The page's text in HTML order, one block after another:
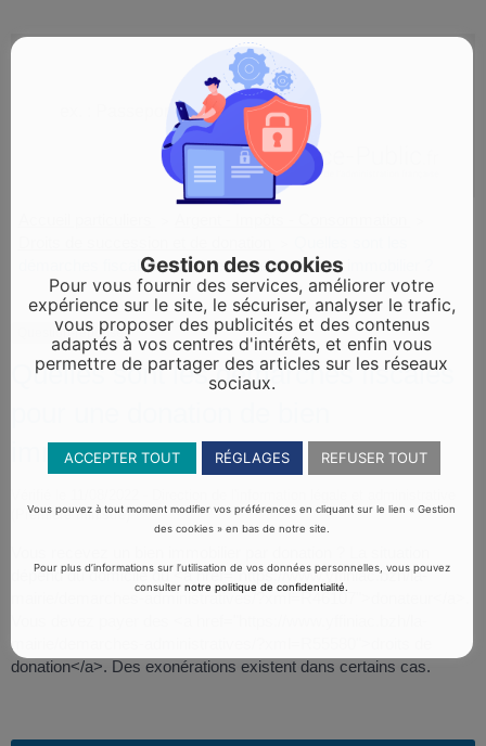
démarches fiscales pour une donation de bien immobilier ?
Question-réponse
Quelles sont les démarches fiscales
immobilier ?
(Première ministre)
dépend du domicile du <a href="https://www.yffiniac.bzh/la-
mairie/demarches-administratives/?xml=R46107">donateur</a>.
mairie/demarches-administratives/?xml=R55580">droits de
donation</a>. Des exonérations existent dans certains cas.
Gestion des cookies
Pour vous fournir des services, améliorer votre
expérience sur le site, le sécuriser, analyser le trafic,
vous proposer des publicités et des contenus
adaptés à vos centres d'intérêts, et enfin vous
permettre de partager des articles sur les réseaux
sociaux.
ACCEPTER TOUT RÉGLAGES REFUSER TOUT
Vous pouvez à tout moment modifier vos préférences en cliquant sur le lien « Gestion
des cookies » en bas de notre site.
Pour plus d’informations sur l’utilisation de vos données personnelles, vous pouvez
consulternotre politique de confidentialité.